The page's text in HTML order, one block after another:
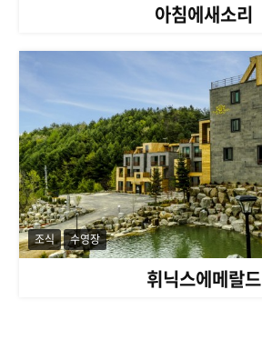
아침에새소리
휘닉스에메랄드
조식 수영장